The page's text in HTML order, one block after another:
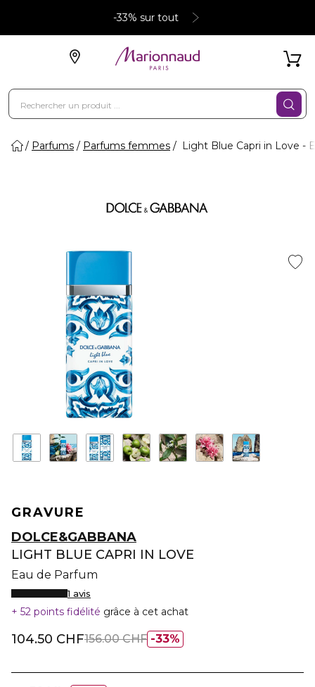
-33% sur tout
Parfums Parfums femmes Light Blue Capri in Love -
GRAVURE
DOLCE&GABBANA
LIGHT BLUE CAPRI IN LOVE
Eau de Parfum
1 avis
52 points fidélité grâce à cet achat
33%
104.50 CHF156.00 CHF